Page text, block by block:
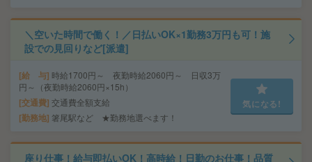
＼空いた時間で働く！／日払いOK×1勤務3万円も可！施
設での見回りなど[派遣]
給 与 時給1700円～ 夜勤時給2060円～ 日収3万
円～（夜勤時給2060円×15h）
交通費 交通費全額支給
勤務地 箸尾駅など ★勤務地選べます！
気になる!
座り仕事！給与即払いOK！高時給！日勤のお仕事！品質